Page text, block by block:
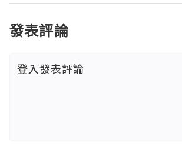
發表評論
登入發表評論